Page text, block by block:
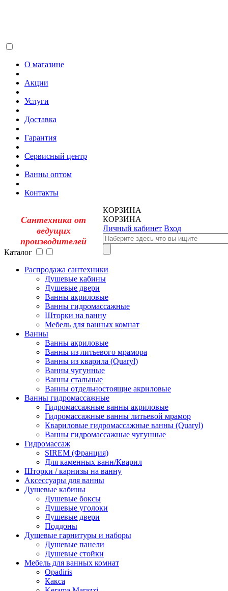
О магазине
Акции
Услуги
Доставка
Гарантия
Сервисный центр
Ванны оптом
Контакты
Сантехника от
ведущих
производителей
КОРЗИНА
КОРЗИНА
Личный кабинет Вход
Каталог
Распродажа сантехники
Душевые кабины
Душевые двери
Ванны акриловые
Ванны гидромассажные
Шторки на ванну
Мебель для ванных комнат
Ванны
Ванны акриловые
Ванны из литьевого мрамора
Ванны из кварила (Quaryl)
Ванны чугунные
Ванны стальные
Ванны отдельностоящие акриловые
Ванны гидромассажные
Гидромассажные ванны акриловые
Гидромассажные ванны литьевой мрамор
Квариловые гидромассажные ванны (Quaryl)
Ванны гидромассажные чугунные
Гидромассаж
SIREM (Франция)
Для каменных ванн/Кварил
Шторки / карнизы на ванну
Аксессуары для ванны
Душевые кабины
Душевые боксы
Душевые уголоки
Душевые двери
Поддоны
Душевые гарнитуры и наборы
Душевые панели
Душевые стойки
Мебель для ванных комнат
Opadiris
Какса